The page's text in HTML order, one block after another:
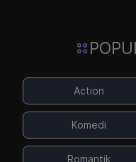
Action
Komedi
Romantik